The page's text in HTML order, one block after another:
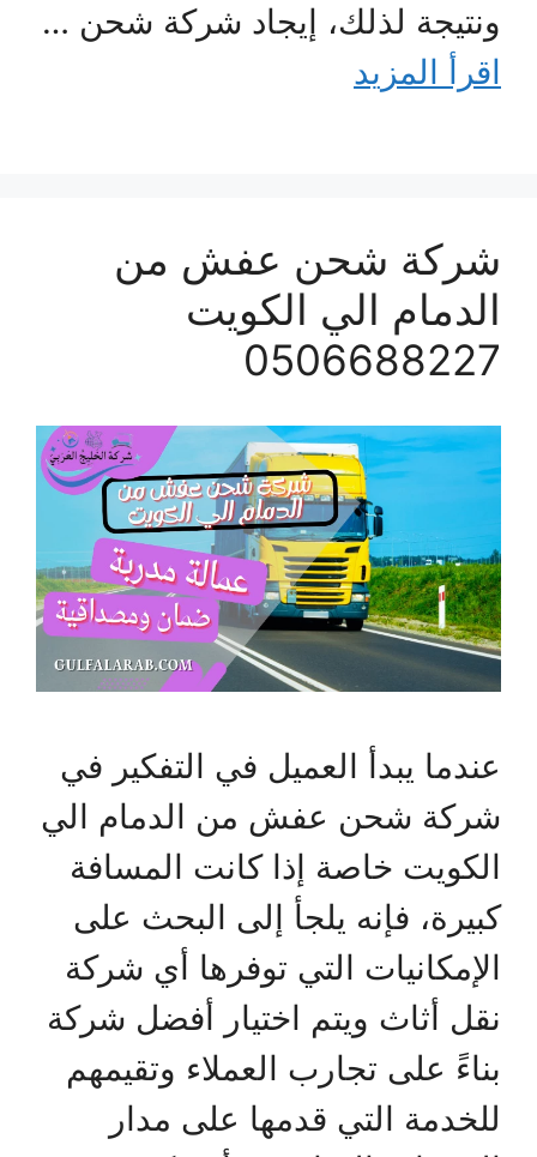
ونتيجة لذلك، إيجاد شركة شحن …
اقرأ المزيد
شركة شحن عفش من
الدمام الي الكويت
0506688227
عندما يبدأ العميل في التفكير في
شركة شحن عفش من الدمام الي
الكويت خاصة إذا كانت المسافة
كبيرة، فإنه يلجأ إلى البحث على
الإمكانيات التي توفرها أي شركة
نقل أثاث ويتم اختيار أفضل شركة
بناءً على تجارب العملاء وتقيمهم
للخدمة التي قدمها على مدار